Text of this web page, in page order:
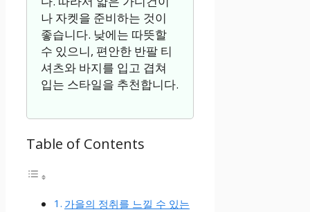
나 자켓을 준비하는 것이
좋습니다. 낮에는 따뜻할
수 있으니, 편안한 반팔 티
셔츠와 바지를 입고 겹쳐
입는 스타일을 추천합니다.
Table of Contents
가을의 정취를 느낄 수 있는